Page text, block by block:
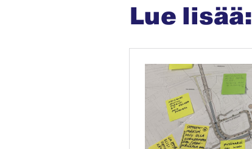
Lue lisää: